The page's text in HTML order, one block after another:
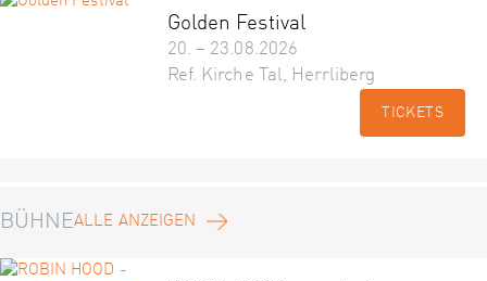
Golden Festival
20. – 23.08.2026
Ref. Kirche Tal, Herrliberg
TICKETS
BÜHNEALLE ANZEIGEN